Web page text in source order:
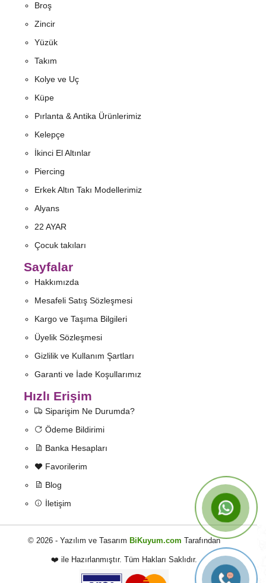
Broş
Zincir
Yüzük
Takım
Kolye ve Uç
Küpe
Pırlanta & Antika Ürünlerimiz
Kelepçe
İkinci El Altınlar
Piercing
Erkek Altın Takı Modellerimiz
Alyans
22 AYAR
Çocuk takıları
Sayfalar
Hakkımızda
Mesafeli Satış Sözleşmesi
Kargo ve Taşıma Bilgileri
Üyelik Sözleşmesi
Gizlilik ve Kullanım Şartları
Garanti ve İade Koşullarımız
Hızlı Erişim
Siparişim Ne Durumda?
Ödeme Bildirimi
Banka Hesapları
Favorilerim
Blog
İletişim
© 2026 - Yazılım ve Tasarım BiKuyum.com Tarafından
❤️ ile Hazırlanmıştır. Tüm Hakları Saklıdır.